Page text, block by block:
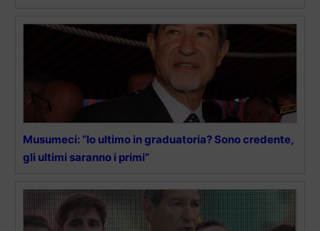
Musumeci: “Io ultimo in graduatoria? Sono credente,
gli ultimi saranno i primi”